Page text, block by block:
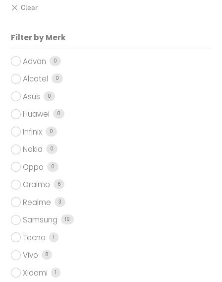
Filter by Merk
Advan 0
Alcatel 0
Asus 0
Huawei 0
Infinix 0
Nokia 0
Oppo 0
Oraimo 6
Realme 3
Samsung 19
Tecno 1
Vivo 8
Xiaomi 1